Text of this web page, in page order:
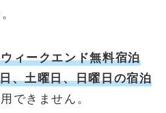
ィークエンド無料宿泊
、土曜日、日曜日の宿泊
できません。